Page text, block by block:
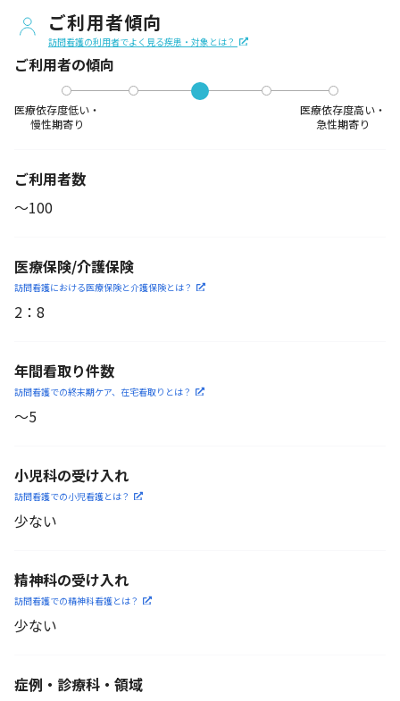
ご利用者傾向
訪問看護の利用者でよく見る疾患・対象とは？
ご利用者の傾向
医療依存度低い・
慢性期寄り
医療依存度高い・
急性期寄り
ご利用者数
〜100
医療保険/介護保険
訪問看護における医療保険と介護保険とは？
2 ： 8
年間看取り件数
訪問看護での終末期ケア、 在宅看取りとは？
〜5
小児科の受け入れ
訪問看護での小児看護とは？
少ない
精神科の受け入れ
訪問看護での精神科看護とは？
少ない
症例・診療科・ 領域